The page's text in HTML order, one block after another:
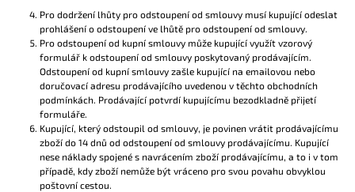
Pro dodržení lhůty pro odstoupení od smlouvy musí kupující odeslat
prohlášení o odstoupení ve lhůtě pro odstoupení od smlouvy.
Pro odstoupení od kupní smlouvy může kupující využít vzorový
formulář k odstoupení od smlouvy poskytovaný prodávajícím.
Odstoupení od kupní smlouvy zašle kupující na emailovou nebo
doručovací adresu prodávajícího uvedenou v těchto obchodních
podmínkách. Prodávající potvrdí kupujícímu bezodkladně přijetí
formuláře.
Kupující, který odstoupil od smlouvy, je povinen vrátit prodávajícímu
zboží do 14 dnů od odstoupení od smlouvy prodávajícímu. Kupující
nese náklady spojené s navrácením zboží prodávajícímu, a to i v tom
případě, kdy zboží nemůže být vráceno pro svou povahu obvyklou
poštovní cestou.